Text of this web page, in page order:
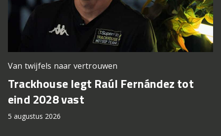
Van twijfels naar vertrouwen
Trackhouse legt Raúl Fernández tot
eind 2028 vast
5 augustus 2026